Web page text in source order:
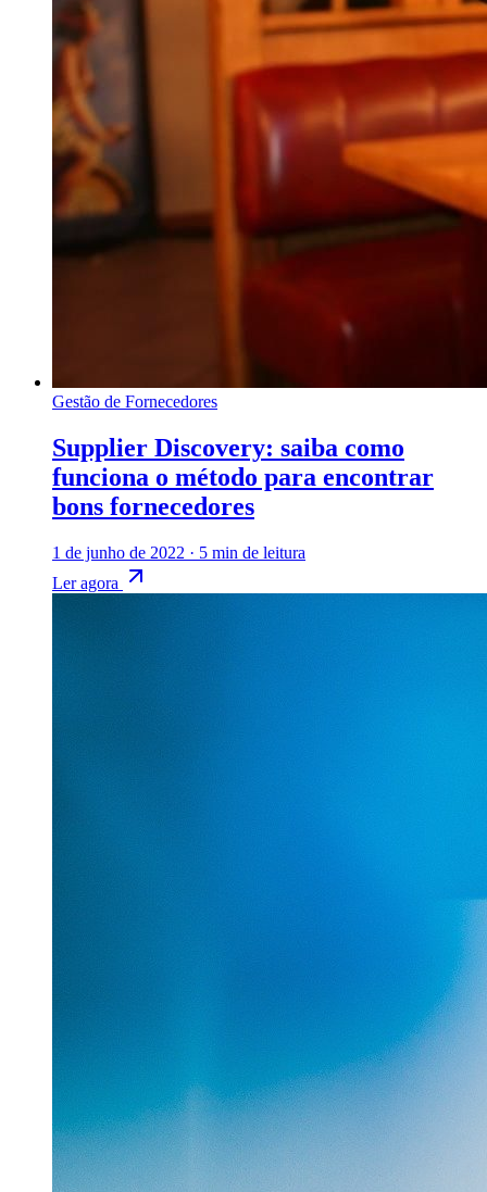
Gestão de Fornecedores
Supplier Discovery: saiba como
funciona o método para encontrar
bons fornecedores
1 de junho de 2022 · 5 min de leitura
Ler agora